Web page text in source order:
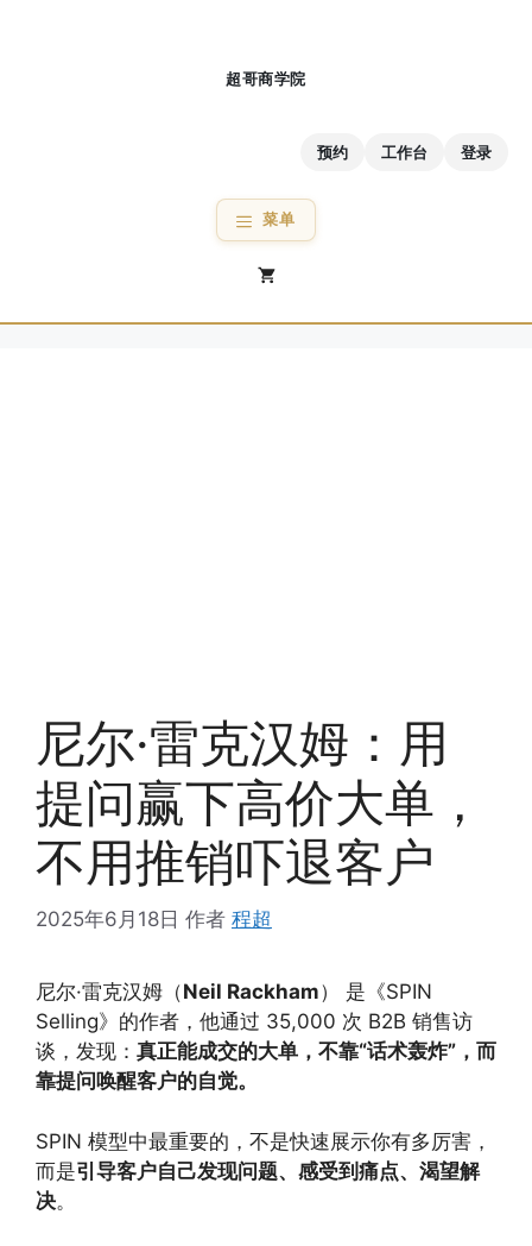
预约 工作台 登录
菜单
尼尔·雷克汉姆：用
提问赢下高价大单，
不用推销吓退客户
2025年6月18日 作者 程超
尼尔·雷克汉姆（Neil Rackham） 是《SPIN
Selling》的作者，他通过 35,000 次 B2B 销售访
谈，发现： 真正能成交的大单，不靠“话术轰炸”，而
靠提问唤醒客户的自觉。
SPIN 模型中最重要的，不是快速展示你有多厉害，
而是引导客户自己发现问题、感受到痛点、渴望解
决。